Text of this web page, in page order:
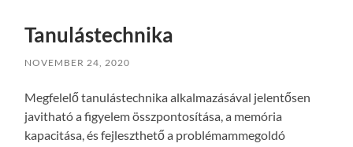
Tanulástechnika
NOVEMBER 24, 2020
Megfelelő tanulástechnika alkalmazásával jelentősen
javitható a figyelem összpontosítása, a memória
kapacitása, és fejleszthető a problémammegoldó